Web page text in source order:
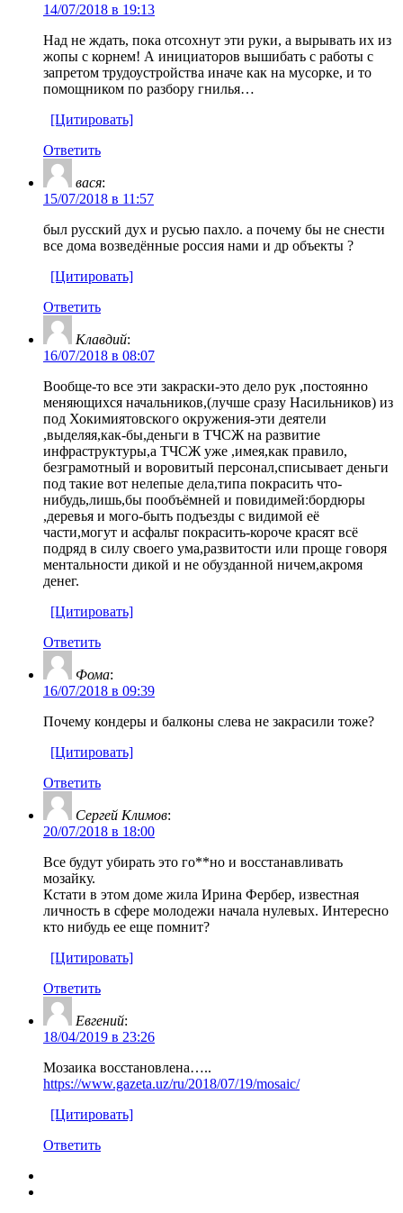
14/07/2018 в 19:13
Над не ждать, пока отсохнут эти руки, а вырывать их из
жопы с корнем! А инициаторов вышибать с работы с
запретом трудоустройства иначе как на мусорке, и то
помощником по разбору гнилья…
[Цитировать]
Ответить
вася:
15/07/2018 в 11:57
был русский дух и русью пахло. а почему бы не снести
все дома возведённые россия нами и др объекты ?
[Цитировать]
Ответить
Клавдий:
16/07/2018 в 08:07
Вообще-то все эти закраски-это дело рук ,постоянно
меняющихся начальников,(лучше сразу Насильников) из
под Хокимиятовского окружения-эти деятели
,выделяя,как-бы,деньги в ТЧСЖ на развитие
инфраструктуры,а ТЧСЖ уже ,имея,как правило,
безграмотный и воровитый персонал,списывает деньги
под такие вот нелепые дела,типа покрасить что-
нибудь,лишь,бы пообъёмней и повидимей:бордюры
,деревья и мого-быть подъезды с видимой её
части,могут и асфальт покрасить-короче красят всё
подряд в силу своего ума,развитости или проще говоря
ментальности дикой и не обузданной ничем,акромя
денег.
[Цитировать]
Ответить
Фома:
16/07/2018 в 09:39
Почему кондеры и балконы слева не закрасили тоже?
[Цитировать]
Ответить
Сергей Климов:
20/07/2018 в 18:00
Все будут убирать это го**но и восстанавливать
мозайку.
Кстати в этом доме жила Ирина Фербер, известная
личность в сфере молодежи начала нулевых. Интересно
кто нибудь ее еще помнит?
[Цитировать]
Ответить
Евгений:
18/04/2019 в 23:26
Мозаика восстановлена…..
https://www.gazeta.uz/ru/2018/07/19/mosaic/
[Цитировать]
Ответить